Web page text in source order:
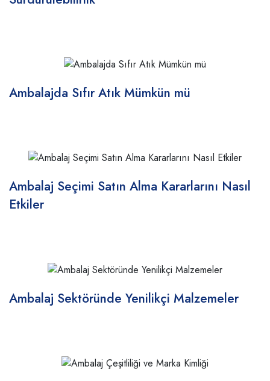
Ambalajda Sıfır Atık Mümkün mü
Ambalaj Seçimi Satın Alma Kararlarını Nasıl
Etkiler
Ambalaj Sektöründe Yenilikçi Malzemeler